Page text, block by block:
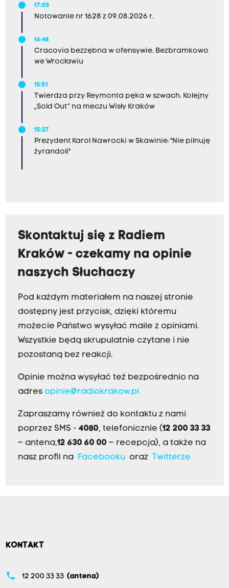
17:05
Notowanie nr 1628 z 09.08.2026 r.
16:48
Cracovia bezzębna w ofensywie. Bezbramkowo
we Wrocławiu
15:51
Twierdza przy Reymonta pęka w szwach. Kolejny
„Sold Out” na meczu Wisły Kraków
15:27
Prezydent Karol Nawrocki w Skawinie: "Nie pilnuję
żyrandoli"
Skontaktuj się z Radiem
Kraków - czekamy na opinie
naszych Słuchaczy
Pod każdym materiałem na naszej stronie
dostępny jest przycisk, dzięki któremu
możecie Państwo wysyłać maile z opiniami.
Wszystkie będą skrupulatnie czytane i nie
pozostaną bez reakcji.
Opinie można wysyłać też bezpośrednio na
adres opinie@radiokrakow.pl
Zapraszamy również do kontaktu z nami
poprzez SMS - 4080, telefonicznie (12 200 33 33
– antena,12 630 60 00 – recepcja), a także na
nasz profil na Facebookuoraz Twitterze
KONTAKT
phone 12 200 33 33 (antena)